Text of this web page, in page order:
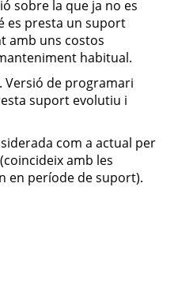
sobre la que ja no es
es presta un suport
amb uns costos
habitual.
. Versió de programari
suport evolutiu i
com a actual per
amb les
en període de suport).